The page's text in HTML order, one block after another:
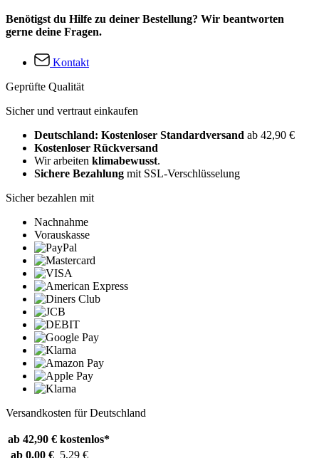
Benötigst du Hilfe zu deiner Bestellung? Wir beantworten
gerne deine Fragen.
Kontakt
Geprüfte Qualität
Sicher und vertraut einkaufen
Deutschland: Kostenloser Standardversand ab 42,90 €
Kostenloser Rückversand
Wir arbeiten klimabewusst.
Sichere Bezahlung mit SSL-Verschlüsselung
Sicher bezahlen mit
Nachnahme
Vorauskasse
Versandkosten für Deutschland
ab 42,90 € kostenlos*
ab 0,00 € 5,29 €